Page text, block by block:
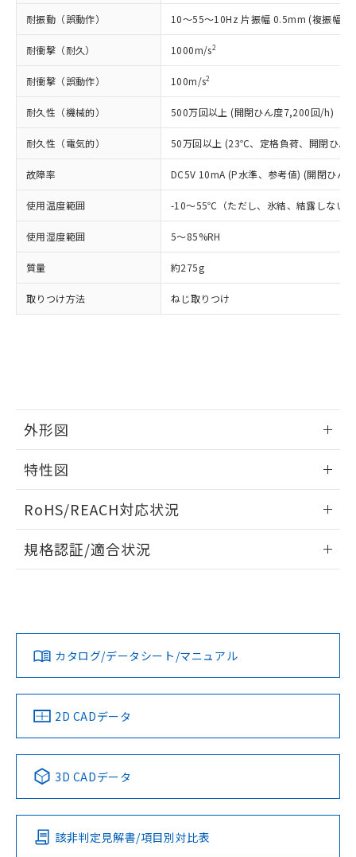
耐振動（誤動作） 10～55～10Hz 片振幅 0.5mm (複振幅
耐衝撃（耐久） 1000m/s2
耐衝撃（誤動作） 100m/s2
耐久性（機械的） 500万回以上 (開閉ひん度7,200回/h)
耐久性（電気的） 50万回以上 (23℃、定格負荷、開閉ひん
故障率 DC5V 10mA (P水準、参考値) (開閉ひん
使用温度範囲 -10～55℃（ただし、氷結、結露しない
使用湿度範囲 5～85%RH
質量 約275g
取りつけ方法 ねじ取りつけ
外形図
外形図
特性図
電気的寿命曲線
RoHS/REACH対応状況
EU RoHS 注意事項・凡例
対応済み
中国 RoHS 注意事項・凡例
Pb Hg Cd Cr(VI)
O
規格認証/適合状況
LR型式承認
（イギリス
船舶規格）
DNV型式承認
（ノルウェー
BV型式承認
（フランス
KR型式
（韓国
Yes No No No
この製品の規格認証/適合状況ページへ
その他の認証はこちらのページからご検索ください
カタログ/データシート/マニュアル
2D CADデータ
3D CADデータ
該非判定見解書/項目別対比表
正式な納期状況および標準価格はお客
様のお取引先、またはお客様担当のオ
ムロン制御機器販売店・当社販売員に
ご相談ください。
オムロン制御機器販売店や当社販売拠
販売ネットワーク
」をご確認
ください。
在庫状況および標準価格結果を当社の
事前の承諾なく第三者に漏洩または開
示しないようお願いします。
マイパーツ機能（部品リスト作成サー
ビス）をご利用いただくには、I-Web
メンバーズにご登録されている必要が
お客様が当ウェブサイト上で当社にご
登録された部品リストについて、当社
および当社の共同利用者が、当社の製
品・サービスに関するお客様との取
引・商談に必要な範囲で利用すること
ル) (DEHP)(別名：DOP) 1000ppm以下、フタル酸ブチ
ルベンジル（BBP） 1000ppm以下、フタル酸ジブチル
（DBP） 1000ppm以下、フタル酸ジイソブチル
(DIBP) 1000ppm以下
適用除外項目は除く。
フタル酸エステル類の４物質については閾値を超える意
図的な使用がないことを確認しています。
※2 対応予定月
部品在庫の切り替え状況などにより、予定
月が前後することがあります。
※3 非含有証明書ダウンロード
下記の非含有証明書をダウンロードするこ
とができます。
ものではありません。
また、RoHS指令のフタル酸エステル類４
物質の対応では、対応完了までの期間は出
荷製品に未対応品が混在することから備考
欄に対応日を記載しておりました。
していることから、特段のことがない限
り、2022年1月12日より割愛しておりま
す。
ニル類) : 1000ppm、 PBDEs(ポリ臭化ジフェニルエーテ
ル類) : 1000ppm、
ル) : 1000ppm、
DEHP(フタル酸ビス(2-エチルヘキシル)) : 1000ppm
※2 環境保護使用期限
「ｅ」：有害物質（10物質）のすべてが基
準値以下であることを示します。
「10」：通常の使用状況下において有害物
質が外部に漏えいし、環境に深刻な影響を
及ぼさない年数を意味します。
い合わせください。
当社は規制貨物を破棄する場合は、完
いよう必要な手段を講じます。
当社は貴社製品を、核兵器、ミサイ
ル、化学兵器、生物兵器またはその他
武器並びにこれらの製造装置等に一切
使用いたしません。
当社は、貴社製品を第三者に販売する
場合は、上記1、2および3の内容を当
該第三者に通知します。また当社は、
販売先および販売に係わる関係者が違
り引きをいたしません。
合意する キャンセル
一定数以上の在庫あり
△ 一定数には満たないが在庫あり
－
在庫なし(最新の在庫状況につ
いては、お客様のお取引先、ま
たはお客様担当のオムロン制御
機器販売店・当社販売員にご確
認ください)
白
受注生産機種、また在庫状況の
情報を公開していない機種